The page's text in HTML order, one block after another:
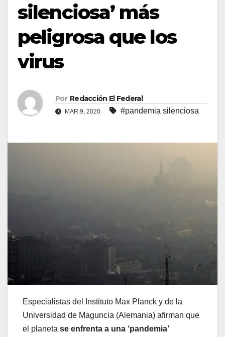
silenciosa’ más
peligrosa que los
virus
Por Redacción El Federal
MAR 9, 2020 #pandemia silenciosa
Especialistas del Instituto Max Planck y de la
Universidad de Maguncia (Alemania) afirman que
el planeta se enfrenta a una ‘pandemia’